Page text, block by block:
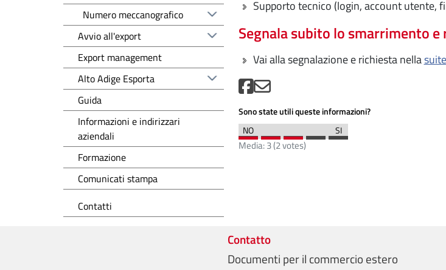
Supporto tecnico (login, account utente,
Segnala subito lo smarrimento
Vai alla segnalazione e richiesta nellasuite
Sono state utili queste informazioni?
Media:3(2votes)
Numero meccanografico
Avvio all'export
Export management
Alto Adige Esporta
Guida
Informazioni e indirizzari
aziendali
Formazione
Comunicati stampa
Contatti
Contatto
Documenti per il commercio estero